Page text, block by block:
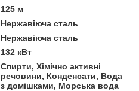
125 м
Нержавіюча сталь
Нержавіюча сталь
132 кВт
Спирти, Хімічно активні
речовини, Конденсати, Вода
з домішками, Морська вода